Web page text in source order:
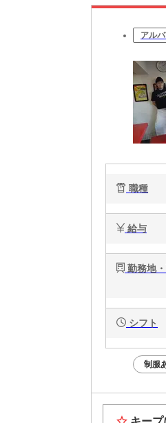
アル
職種
給与
勤務地
シフト
制服